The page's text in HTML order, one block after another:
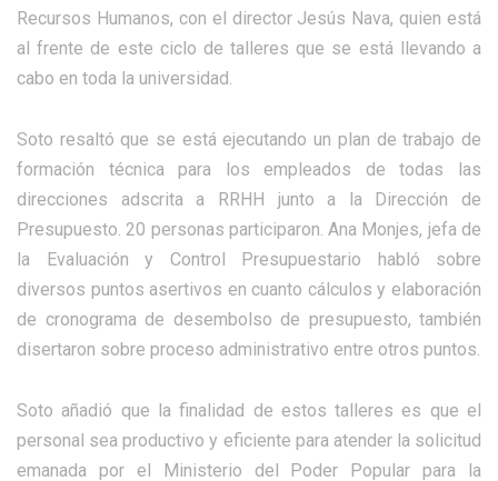
Recursos Humanos, con el director Jesús Nava, quien está
al frente de este ciclo de talleres que se está llevando a
cabo en toda la universidad.
Soto resaltó que se está ejecutando un plan de trabajo de
formación técnica para los empleados de todas las
direcciones adscrita a RRHH junto a la Dirección de
Presupuesto. 20 personas participaron. Ana Monjes, jefa de
la Evaluación y Control Presupuestario habló sobre
diversos puntos asertivos en cuanto cálculos y elaboración
de cronograma de desembolso de presupuesto, también
disertaron sobre proceso administrativo entre otros puntos.
Soto añadió que la finalidad de estos talleres es que el
personal sea productivo y eficiente para atender la solicitud
emanada por el Ministerio del Poder Popular para la